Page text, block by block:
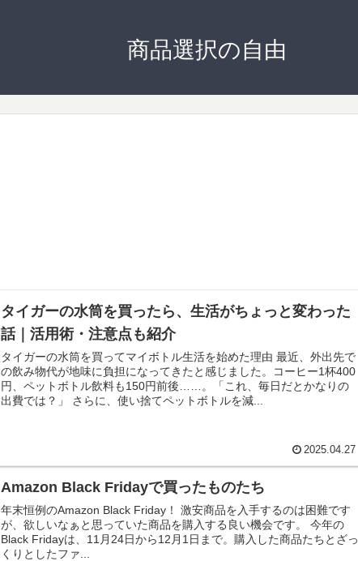
商品選択の自由
タイガーの水筒を買ったら、生活がちょっと変わった
話｜活用術・注意点も紹介
タイガーの水筒を買ってマイボトル生活を始めた理由 最近、外出先で
の飲み物代が地味に負担になってきたと感じました。コーヒー1杯400
円、ペットボトル飲料も150円前後……。「これ、毎日だとかなりの
出費では？」 さらに、使い捨てペットボトルを減...
2025.04.27
Amazon Black Fridayで買ったものたち
年末恒例のAmazon Black Friday！ 激安商品を入手するのは困難です
が、欲しいなぁと思っていた商品を購入する良い機会です。 今年の
Black Fridayは、11月24日から12月1日まで。購入した商品たちとざっ
くりとしたファ...